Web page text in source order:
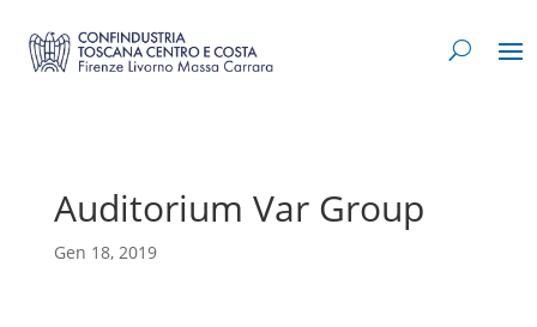
Auditorium Var Group
Gen 18, 2019